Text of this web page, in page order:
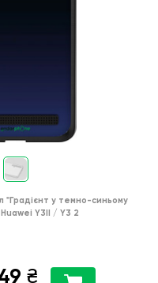
"Градієнт у темно-синьому
Huawei Y3II / Y3 2
₴